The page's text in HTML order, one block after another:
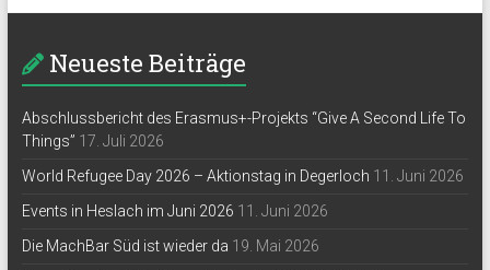
Neueste Beiträge
Abschlussbericht des Erasmus+-Projekts “Give A Second Life To
Things” 17. Juli 2026
World Refugee Day 2026 – Aktionstag in Degerloch 11. Juni 2026
Events in Heslach im Juni 2026 11. Juni 2026
Die MachBar Süd ist wieder da 19. Mai 2026